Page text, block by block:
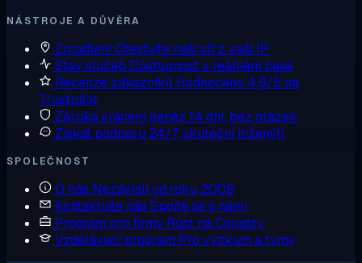
NÁSTROJE A DŮVĚRA
ZrcadleníOtestujte naši síť z vaší IP
Stav služeb Dostupnost v reálném čase
Recenze zákazníků Hodnoceno 4,6/5 na
Trustpilot
Záruka vrácení peněz 14 dní, bez otázek
Získat podporu 24/7, skuteční inženýři
SPOLEČNOST
O nás Nezávislí od roku 2008
Kontaktujte nás Spojte se s námi
Program pro firmy Růst na Cloudzy
Vzdělávací program Pro výzkum a týmy